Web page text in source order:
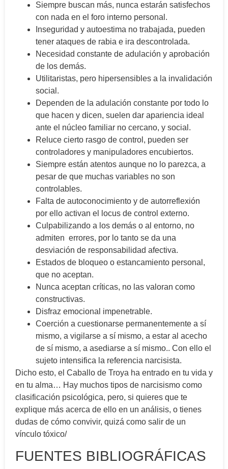
Siempre buscan más, nunca estarán satisfechos
con nada en el foro interno personal.
Inseguridad y autoestima no trabajada, pueden
tener ataques de rabia e ira descontrolada.
Necesidad constante de adulación y aprobación
de los demás.
Utilitaristas, pero hipersensibles a la invalidación
social.
Dependen de la adulación constante por todo lo
que hacen y dicen, suelen dar apariencia ideal
ante el núcleo familiar no cercano, y social.
Reluce cierto rasgo de control, pueden ser
controladores y manipuladores encubiertos.
Siempre están atentos aunque no lo parezca, a
pesar de que muchas variables no son
controlables.
Falta de autoconocimiento y de autorreflexión
por ello activan el locus de control externo.
Culpabilizando a los demás o al entorno, no
admiten errores, por lo tanto se da una
desviación de responsabilidad afectiva.
Estados de bloqueo o estancamiento personal,
que no aceptan.
Nunca aceptan críticas, no las valoran como
constructivas.
Disfraz emocional impenetrable.
Coerción a cuestionarse permanentemente a sí
mismo, a vigilarse a sí mismo, a estar al acecho
de sí mismo, a asediarse a sí mismo.. Con ello el
sujeto intensifica la referencia narcisista.
Dicho esto, el Caballo de Troya ha entrado en tu vida y
en tu alma… Hay muchos tipos de narcisismo como
clasificación psicológica, pero, si quieres que te
explique más acerca de ello en un análisis, o tienes
dudas de cómo convivir, quizá como salir de un
vínculo tóxico/
FUENTES BIBLIOGRÁFICAS